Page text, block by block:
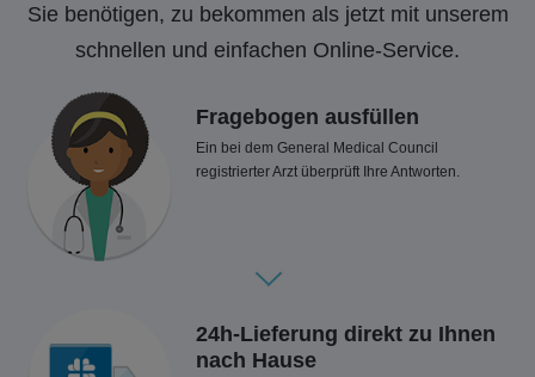
Sie benötigen, zu bekommen als jetzt mit unserem
schnellen und einfachen Online-Service.
Fragebogen ausfüllen
Ein bei dem General Medical Council
registrierter Arzt überprüft Ihre Antworten.
24h-Lieferung direkt zu Ihnen
nach Hause